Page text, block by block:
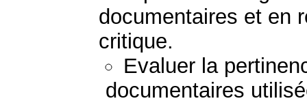
documentaires et en
critique.
Evaluer la
documentaires